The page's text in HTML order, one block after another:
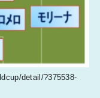
detail/?375538-